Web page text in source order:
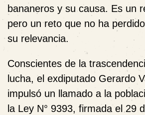
bananeros y su causa. Es un
pero un reto que no ha
su relevancia.
Conscientes de la
lucha, el exdiputado Gerardo
impulsó un llamado a la
la Ley N° 9393, firmada el 29